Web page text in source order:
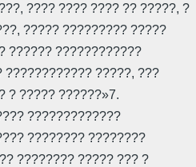
???? ???? ???? ?? ?????, ?
????? ????????? ?????
?????? ????????????
?????, ???
? ????? ??????»7.
?????????????
???????? ????????
???????? ????? ??? ?